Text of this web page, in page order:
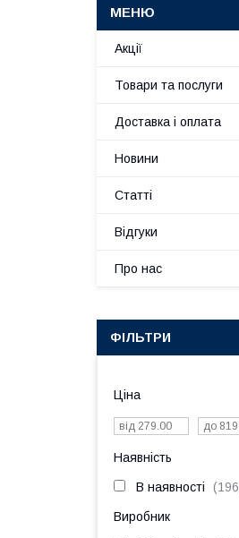
Акції
Товари та послуги
Доставка і оплата
Новини
Статті
Відгуки
Про нас
ФІЛЬТРИ
Ціна
Наявність
В наявності 196
Виробник